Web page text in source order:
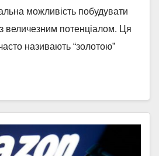
можливість побудувати
величезним потенціалом. Ця
називають “золотою”